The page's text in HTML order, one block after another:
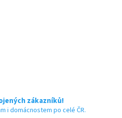
zákazníků!
i domácnostem po celé ČR.